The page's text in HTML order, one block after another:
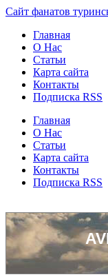
Сайт фанатов
Главная
О Нас
Статьи
Карта сайта
Контакты
Подписка RSS
Главная
О Нас
Статьи
Карта сайта
Контакты
Подписка RSS